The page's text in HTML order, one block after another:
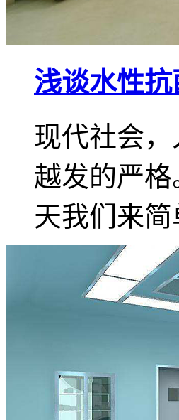
浅谈水性
现代社会
越发的严
天我们来